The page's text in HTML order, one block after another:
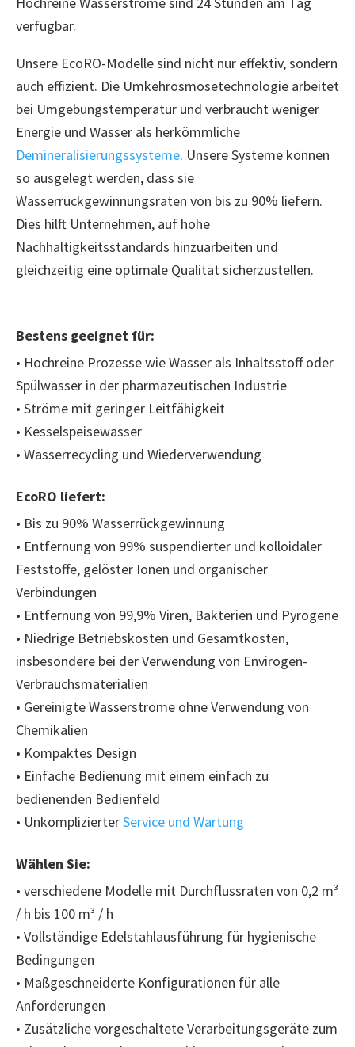
verfügbar.
Unsere EcoRO-Modelle sind nicht nur effektiv, sondern
auch effizient. Die Umkehrosmosetechnologie arbeitet
bei Umgebungstemperatur und verbraucht weniger
Energie und Wasser als herkömmliche
Demineralisierungssysteme. Unsere Systeme können
so ausgelegt werden, dass sie
Wasserrückgewinnungsraten von bis zu 90% liefern.
Dies hilft Unternehmen, auf hohe
Nachhaltigkeitsstandards hinzuarbeiten und
gleichzeitig eine optimale Qualität sicherzustellen.
Bestens geeignet für:
• Hochreine Prozesse wie Wasser als Inhaltsstoff oder
Spülwasser in der pharmazeutischen Industrie
• Ströme mit geringer Leitfähigkeit
• Kesselspeisewasser
• Wasserrecycling und Wiederverwendung
EcoRO liefert:
• Bis zu 90% Wasserrückgewinnung
• Entfernung von 99% suspendierter und kolloidaler
Feststoffe, gelöster Ionen und organischer
Verbindungen
• Entfernung von 99,9% Viren, Bakterien und Pyrogene
• Niedrige Betriebskosten und Gesamtkosten,
insbesondere bei der Verwendung von Envirogen-
Verbrauchsmaterialien
• Gereinigte Wasserströme ohne Verwendung von
Chemikalien
• Kompaktes Design
• Einfache Bedienung mit einem einfach zu
bedienenden Bedienfeld
• UnkomplizierterService und Wartung
Wählen Sie:
• verschiedene Modelle mit Durchflussraten von 0,2 m³
/ h bis 100 m³ / h
• Vollständige Edelstahlausführung für hygienische
Bedingungen
• Maßgeschneiderte Konfigurationen für alle
Anforderungen
• Zusätzliche vorgeschaltete Verarbeitungsgeräte zum